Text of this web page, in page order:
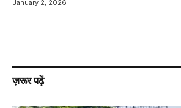
January 2, 2026
ज़रूर पढ़ें